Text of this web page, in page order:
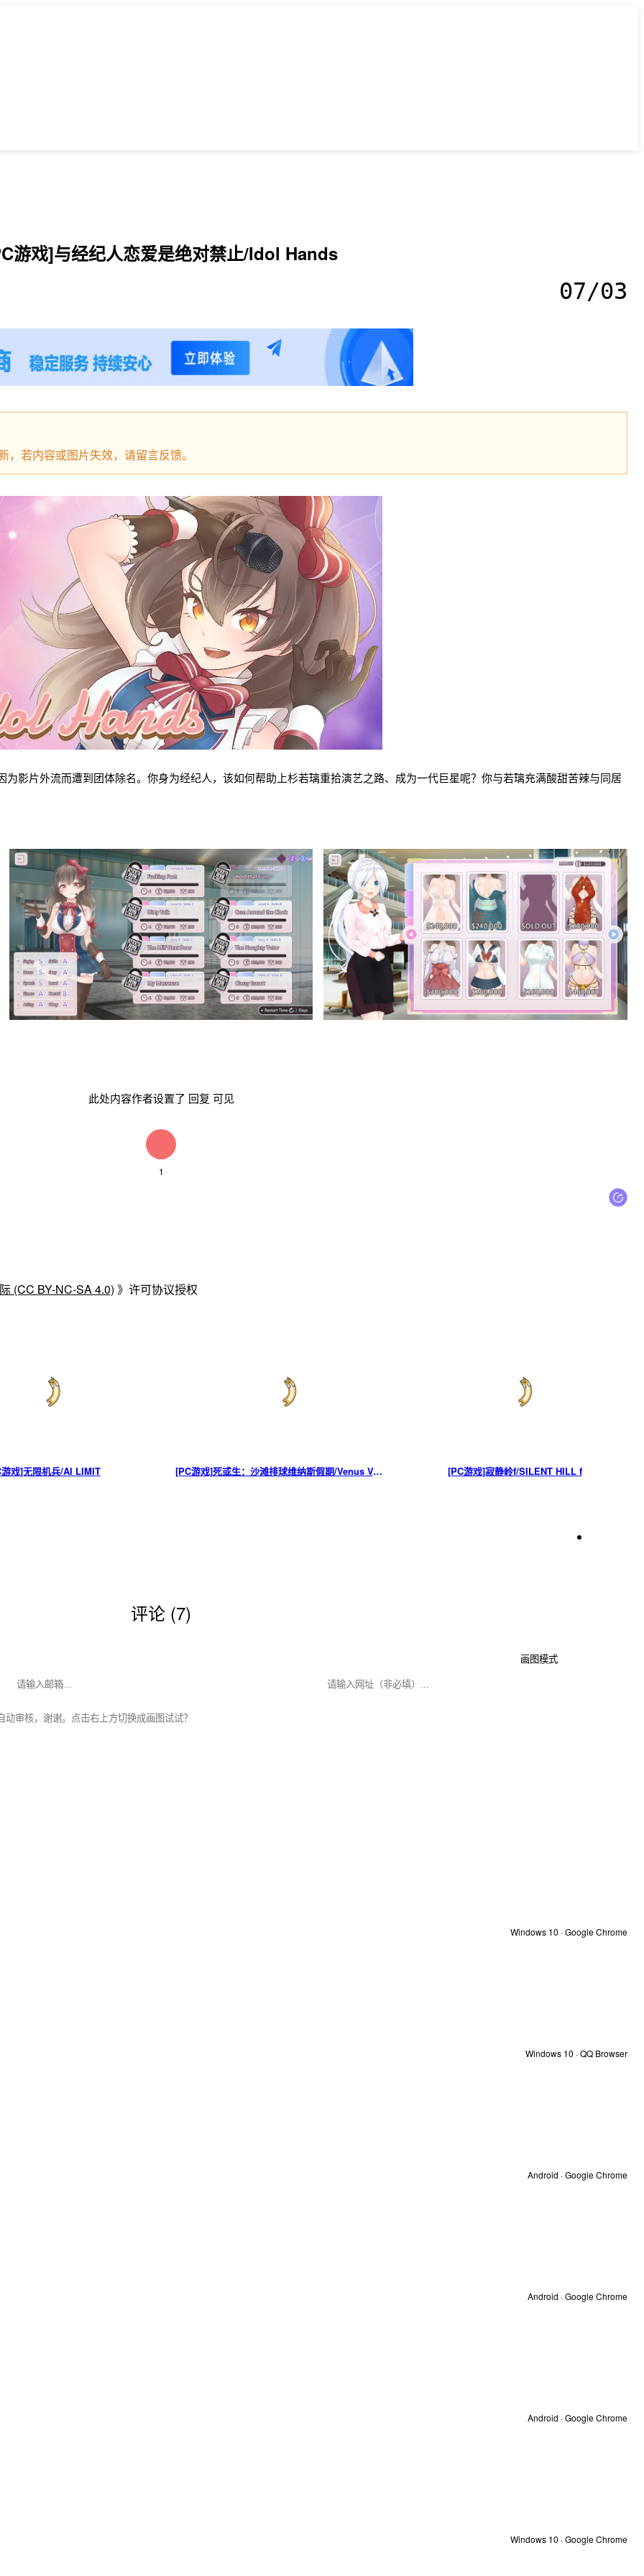
游戏]与经纪人恋爱是绝对禁止/Idol Hands
07/03
若内容或图片失效，请留言反馈。
影片外流而遭到团体除名。你身为经纪人，该如何帮助上杉若璃重拾演艺之路、成为一代巨星呢？你与若璃充满酸甜苦辣与同居
此处内容作者设置了 回复 可见
1
(CC BY-NC-SA 4.0) 》许可协议授权
戏]无限机兵/AI LIMIT [PC游戏]死或生：沙滩排球维纳斯假期/Venus Vacation PRISM [PC游戏]寂静岭f/SILENT HILL f
评论 (7)
画图模式
Windows 10 · Google Chrome
Windows 10 · QQ Browser
Android · Google Chrome
Android · Google Chrome
Android · Google Chrome
Windows 10 · Google Chrome